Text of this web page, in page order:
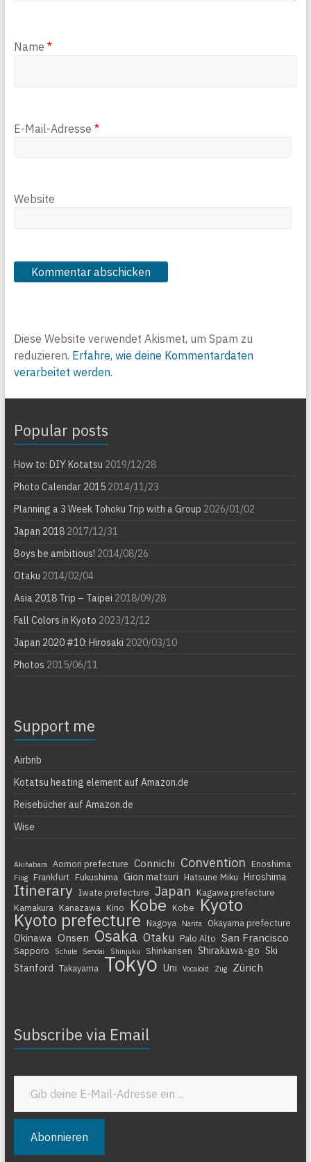
Name *
E-Mail-Adresse *
Website
Diese Website verwendet Akismet, um Spam zu
reduzieren. Erfahre, wie deine Kommentardaten
verarbeitet werden.
Popular posts
How to: DIY Kotatsu 2019/12/28
Photo Calendar 20152014/11/23
Planning a 3 Week Tohoku Trip with a Group 2026/01/02
Japan 20182017/12/31
Boys be ambitious! 2014/08/26
Otaku 2014/02/04
Asia 2018 Trip – Taipei 2018/09/28
Fall Colors in Kyoto 2023/12/12
Japan 2020 #10: Hirosaki 2020/03/10
Photos 2015/06/11
Support me
Airbnb
Kotatsu heating element auf Amazon.de
Reisebücher auf Amazon.de
Wise
Akihabara Aomori prefecture Connichi Convention Enoshima
Flug Frankfurt Fukushima Gion matsuri Hatsune Miku Hiroshima
Itinerary Iwate prefecture Japan
Kagawa prefecture
Kamakura
Kanazawa Kino Kobe Kobe Kyoto
Kyoto prefecture Nagoya Narita Okayama prefecture
Okinawa Onsen Osaka Otaku Palo Alto San Francisco
Sapporo Schule Sendai Shinjuku Shinkansen Shirakawa-go Ski
Stanford Takayama Tokyo Uni Vocaloid Zug Zürich
Subscribe via Email
Gib deine E-Mail-Adresse ein ...
Abonnieren